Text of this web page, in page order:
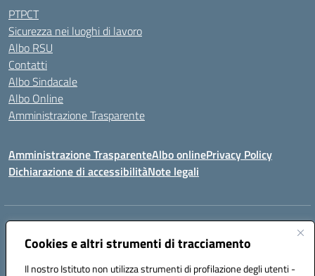
Cookies e altri strumenti di tracciamento
Il nostro Istituto non utilizza strumenti di profilazione degli utenti -
PTPCT
Sicurezza nei luoghi di lavoro
Albo RSU
Contatti
Albo Sindacale
Albo Online
Amministrazione Trasparente
Amministrazione TrasparenteAlbo onlinePrivacy Policy
Dichiarazione di accessibilitàNote legali
Centralino:
Posta elettronica certificata (PEC):tpis02200a@pec.istruzione.it
Codice fiscale: 93066580817